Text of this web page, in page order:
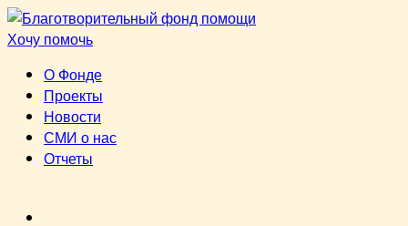
Перейти
к
Хочу помочь
О Фонде
Проекты
Новости
СМИ о нас
Отчеты